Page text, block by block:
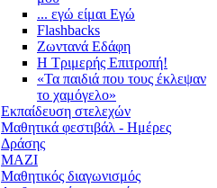
... εγώ είμαι Εγώ
Flashbacks
Ζωντανά Εδάφη
Η Τριμερής Επιτροπή!
«Τα παιδιά που τους έκλεψαν
το χαμόγελο»
Εκπαίδευση στελεχών
Μαθητικά φεστιβάλ - Ημέρες
Δράσης
ΜΑΖΙ
Μαθητικός διαγωνισμός